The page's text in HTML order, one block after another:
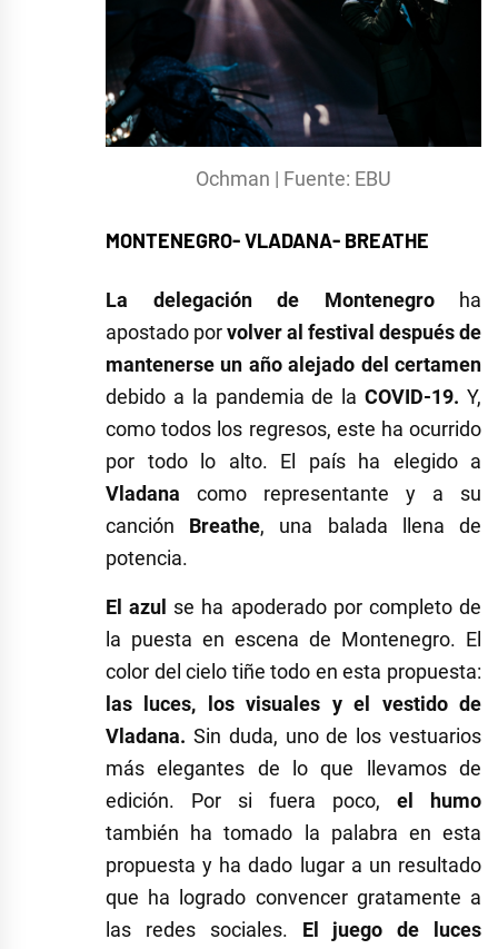
Ochman | Fuente: EBU
MONTENEGRO- VLADANA- BREATHE
La delegación de Montenegroha
apostado porvolver al festival después de
mantenerse un año alejado del certamen
debido a la pandemia de laCOVID-19. Y,
como todos los regresos, este ha ocurrido
por todo lo alto. El país ha elegido a
Vladana como representante y a su
canción Breathe, una balada llena de
potencia.
El azul se ha apoderado por completo de
la puesta en escena de Montenegro. El
color del cielo tiñe todo en esta propuesta:
las luces, los visuales y el vestido de
Vladana. Sin duda, uno de los vestuarios
más elegantes de lo que llevamos de
edición. Por si fuera poco, el humo
también ha tomado la palabra en esta
propuesta y ha dado lugar a un resultado
que ha logrado convencer gratamente a
las redes sociales. El juego de luces